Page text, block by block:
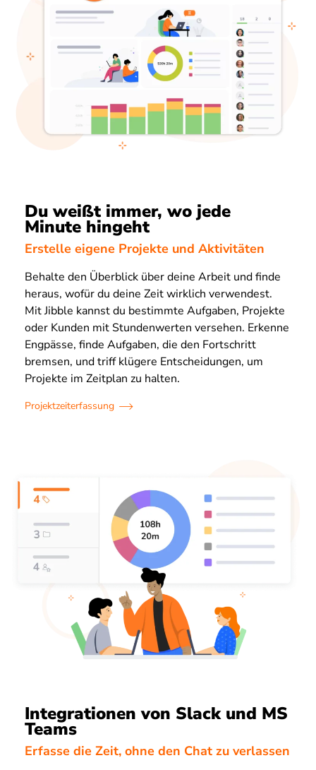
Du weißt immer, wo jede
Minute hingeht
Erstelle eigene Projekte und Aktivitäten
Behalte den Überblick über deine Arbeit und finde
heraus, wofür du deine Zeit wirklich verwendest.
Mit Jibble kannst du bestimmte Aufgaben, Projekte
oder Kunden mit Stundenwerten versehen. Erkenne
Engpässe, finde Aufgaben, die den Fortschritt
bremsen, und triff klügere Entscheidungen, um
Projekte im Zeitplan zu halten.
Projektzeiterfassung
Integrationen von Slack und MS
Teams
Erfasse die Zeit, ohne den Chat zu verlassen